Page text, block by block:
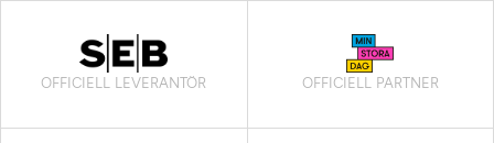
OFFICIELL LEVERANTÖR OFFICIELL PARTNER